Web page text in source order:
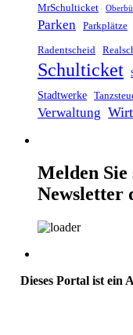
MrSchulticket
Parken Parkplätze
Radentscheid
Schulticket
Stadtwerke
Verwaltung
Melden
Newsletter
Dieses Portal ist ein